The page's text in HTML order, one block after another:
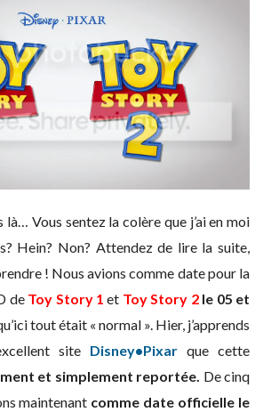
Vous sentez la colère que j’ai en moi
Hein? Non? Attendez de lire la suite,
! Nous avions comme date pour la
de Toy Story 1 et Toy Story 2 le 05 et
tout était « normal ». Hier, j’apprends
site Disney•Pixar que cette
et simplement reportée. De cinq
maintenant comme date officielle le